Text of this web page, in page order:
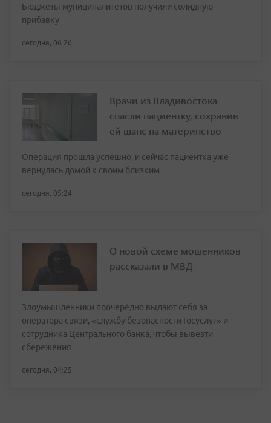
Бюджеты муниципалитетов получили солидную
прибавку
сегодня, 06:26
Врачи из Владивостока
спасли пациентку, сохранив
ей шанс на материнство
Операция прошла успешно, и сейчас пациентка уже
вернулась домой к своим близким
сегодня, 05:24
О новой схеме мошенников
рассказали в МВД
Злоумышленники поочерёдно выдают себя за
оператора связи, «службу безопасности Госуслуг» и
сотрудника Центрального банка, чтобы вывезти
сбережения
сегодня, 04:25